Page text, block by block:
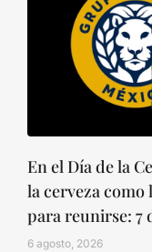
En el Día de la
la cerveza como
para reunirse: 7
6 agosto, 2026